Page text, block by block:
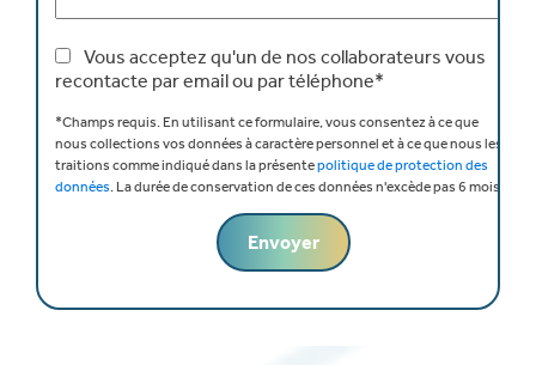
Vous acceptez qu'un de nos collaborateurs vous
recontacte par email ou par téléphone*
*Champs requis.En utilisant ce formulaire, vous consentez à ce que
nous collections vos données à caractère personnel et à ce que nous les
traitions comme indiqué dans la présentepolitique de protection des
données.La durée de conservation de ces données n'excède pas 6 mois.